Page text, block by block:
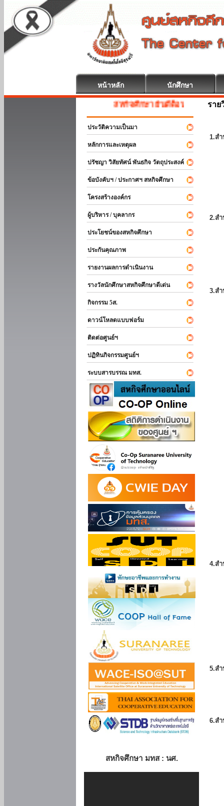
หน้าหลัก นักศึกษา
สหกิจศึกษา ยินดีต้อนรับ
ประวัติความเป็นมา
หลักการและเหตุผล
ปรัชญา วิสัยทัศน์ พันธกิจ วัตถุประสงค์
ข้อบังคับฯ / ประกาศฯ สหกิจศึกษา
โครงสร้างองค์กร
ผู้บริหาร / บุคลากร
ประโยชน์ของสหกิจศึกษา
ประกันคุณภาพ
รายงานผลการดำเนินงาน
รางวัลนักศึกษาสหกิจศึกษาดีเด่น
กิจกรรม 5ส.
ดาวน์โหลดแบบฟอร์ม
ติดต่อศูนย์ฯ
ปฏิทินกิจกรรมศูนย์ฯ
ระบบสารบรรณ มทส.
สหกิจศึกษา มทส : นศ.
ราย
1.ส
2.ส
3.ส
4.ส
5.ส
6.ส